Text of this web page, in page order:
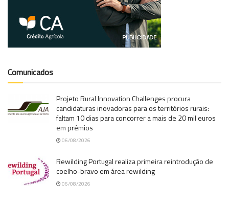
Comunicados
Projeto Rural Innovation Challenges procura
candidaturas inovadoras para os territórios rurais:
faltam 10 dias para concorrer a mais de 20 mil euros
em prémios
06/08/2026
Rewilding Portugal realiza primeira reintrodução de
coelho-bravo em área rewilding
06/08/2026